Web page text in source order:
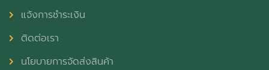
แจ้งการชำระเงิน
ติดต่อเรา
นโยบายการจัดส่งสินค้า